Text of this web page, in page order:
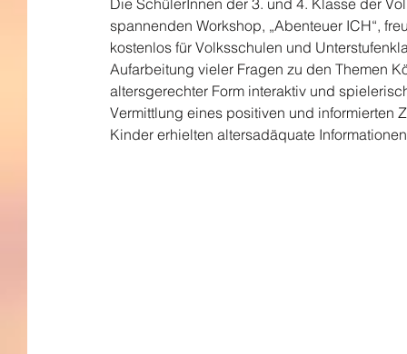
Die SchülerInnen der 3. und 4. Klasse der
spannenden Workshop, „Abenteuer ICH“,
kostenlos für Volksschulen und
Aufarbeitung vieler Fragen zu den Themen
altersgerechter Form interaktiv und
Vermittlung eines positiven und
Kinder erhielten altersadäquate